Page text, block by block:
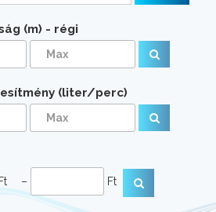
(m) - régi
(liter/perc)
Ft – Ft